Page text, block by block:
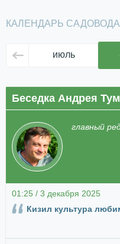
КАЛЕНДАРЬ САДОВОДА
июль
Беседка Андрея
главный
01:25 / 3 декабря 2025
Кизил культура